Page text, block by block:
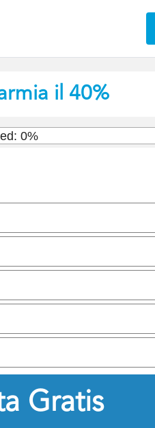
il 40%
Gratis
0%